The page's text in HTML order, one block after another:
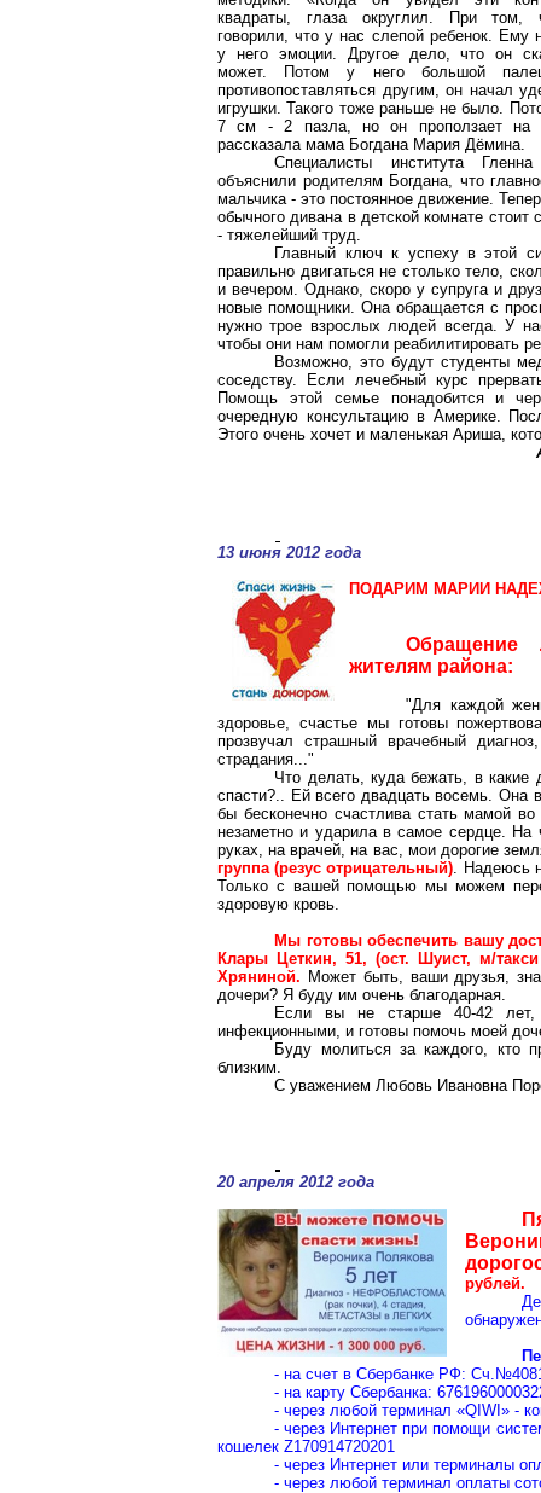
квадраты, глаза округлил. При том,
говорили, что у нас слепой ребенок. Ему
у него эмоции. Другое дело, что он
может. Потом у него большой
противопоставляться другим, он начал
игрушки. Такого тоже раньше не было.
7 см - 2 пазла, но он проползает на
рассказала мама Богдана Мария Дёмина.
Специалисты института
объяснили родителям Богдана, что
мальчика - это постоянное движение.
обычного дивана в детской комнате
- тяжелейший труд.
Главный ключ к успеху в этой
правильно двигаться не столько тело,
и вечером. Однако, скоро у супруга и
новые помощники. Она обращается с
нужно трое взрослых людей всегда. У
чтобы они нам помогли реабилитировать
Возможно, это будут студенты
соседству. Если лечебный курс
Помощь этой семье понадобится и
очередную консультацию в Америке.
Этого очень хочет и маленькая Ариша,
13 июня 2012 года
ПОДАРИМ МАРИИ
Обращение
жителям района:
"Для каждой
здоровье, счастье мы готовы
прозвучал страшный врачебный
страдания..."
Что делать, куда бежать, в
спасти?.. Ей всего двадцать восемь.
бы бесконечно счастлива стать мамой
незаметно и ударила в самое сердце.
руках, на врачей, на вас, мои дорогие
группа (резус отрицательный). Надеюсь
Только с вашей помощью мы можем
здоровую кровь.
Мы готовы обеспечить вашу
Клары Цеткин, 51, (ост. Шуист, м/
Хряниной. Может быть, ваши друзья,
дочери? Я буду им очень благодарная.
Если вы не старше 40-42 лет,
инфекционными, и готовы помочь моей
Буду молиться за каждого, кто
близким.
С уважением Любовь Ивановна
20 апреля 2012 года
рублей.
- на счет в Сбербанке РФ:
- на карту Сбербанка:
- через любой терминал «QIWI» -
- через Интернет при помощи
кошелек Z170914720201
- через Интернет или терминалы
- через любой терминал оплаты